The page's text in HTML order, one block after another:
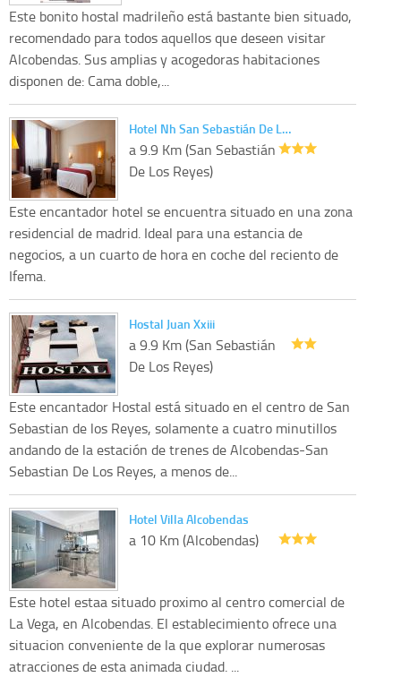
Este bonito hostal madrileño está bastante bien situado,
recomendado para todos aquellos que deseen visitar
Alcobendas. Sus amplias y acogedoras habitaciones
disponen de: Cama doble,...
Hotel Nh San Sebastián De L…
a 9.9 Km (San Sebastián
De Los Reyes)
Este encantador hotel se encuentra situado en una zona
residencial de madrid. Ideal para una estancia de
negocios, a un cuarto de hora en coche del reciento de
Ifema.
Hostal Juan Xxiii
a 9.9 Km (San Sebastián
De Los Reyes)
Este encantador Hostal está situado en el centro de San
Sebastian de los Reyes, solamente a cuatro minutillos
andando de la estación de trenes de Alcobendas-San
Sebastian De Los Reyes, a menos de...
Hotel Villa Alcobendas
a 10 Km (Alcobendas)
Este hotel estaa situado proximo al centro comercial de
La Vega, en Alcobendas. El establecimiento ofrece una
situacion conveniente de la que explorar numerosas
atracciones de esta animada ciudad. ...